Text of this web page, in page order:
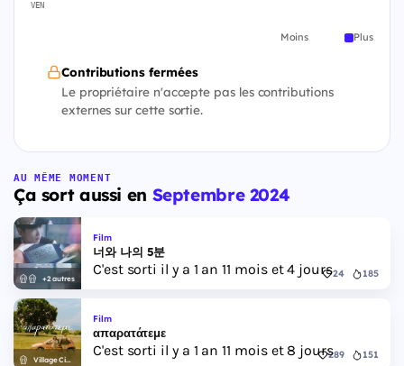
VEN
Moins Plus
Contributions fermées
Le propriétaire n'accepte pas les contributions
externes sur cette sortie.
AU MÊME MOMENT
Ça sort aussi en Septembre 2024
+2 autres
Film
너와 나의 5분
C'est sorti il y a 1 an 11 mois et 4 jours24 185
Village Cinemas
Film
απαρατάτεμε
C'est sorti il y a 1 an 11 mois et 8 jours289 151